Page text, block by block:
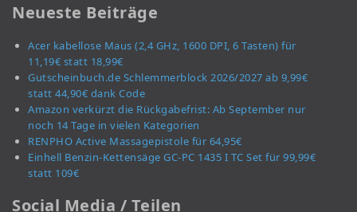
Neueste Beiträge
Acer kabellose Maus (2,4 GHz, 1600 DPI, 6 Tasten) für
11,19€ statt 18,99€
Gutscheinbuch.de Schlemmerblock 2026/2027 ab 9,99€
statt 44,90€ dank Code
Amazon verkürzt die Rückgabefrist: Ab September nur
noch 14 Tage in vielen Kategorien
RENPHO Active Massagepistole für 64,95€
Einhell Benzin-Kettensäge GC-PC 1435 I TC Set für 99,99€
statt 109€
Social Media / Teilen